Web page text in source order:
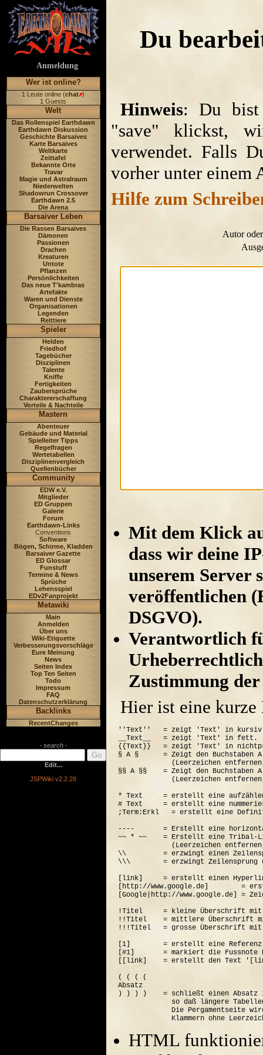
Anmeldung
Wer ist online?
1 Leute online (chat )
1 Guests
Welt
Das Rollenspiel Earthdawn
Earthdawn Diskussion
Geschichte Barsaives
Karte Barsaives
Weltkarte
Zeittafel
Bekannte Orte
Travar
Magie und Astralraum
Niederwelten
Shadowrun Crossover
Earthdawn 2.5
Die Arena
Barsaiver Leben
Die Rassen Barsaives
Dämonen
Passionen
Drachen
Kreaturen
Untote
Pflanzen
Persönlichkeiten
Das neue T'kambras
Artefakte
Waren und Dienste
Organisationen
Legenden
Reittiere
Spieler
Helden
Friedhof
Tagebücher
Disziplinen
Talente
Kniffe
Fertigkeiten
Zaubersprüche
Charaktererschaffung
Vorteile & Nachteile
Mastern
Abenteuer
Gebäude und Material
Spielleiter Tipps
Regelfragen
Wertetabellen
Disziplinenvergleich
Quellenbücher
Community
EDW e.V.
Mitglieder
ED Gruppen
Galerie
Forum
Earthdawn-Links
Conventions
Software
Bögen, Schirme, Kladden
Barsaiver Gazette
ED Glossar
Funstuff
Termine & News
Sprüche
Lehensspiel
EDv2Fanprojekt
Metawiki
Main
Anmelden
Über uns
Wiki-Etiquette
Verbesserungsvorschläge
Eure Meinung
News
Seiten Index
Top Ten Seiten
Todo
Impressum
FAQ
Datenschutzerklärung
Backlinks
RecentChanges
- search -
Edit...
JSPWiki v2.2.28
Du
Hinweis: Du bist
"save" klickst,
verwendet. Falls
vorher unter einem
Hilfe zum
Autor
Mit dem Klick
dass wir deine
unserem Server
veröffentlichen
DSGVO).
Verantwortlich
Zustimmung
Hier ist eine
''Text''   = zeigt 'Text' in
__Text__   = zeigt 'Text' in fett.
{{Text}}   = zeigt 'Text' in
§ A §      = Zeigt den Buchstaben
(Leerzeichen
§§ A §§    = Zeigt den Buchstaben
(Leerzeichen
* Text     = erstellt eine
# Text     = erstellt eine
;Term:Erkl   = erstellt eine
----       = Erstellt eine
~~ * ~~    = Erstellt eine Tribal-
(Leerzeichen
\\         = erzwingt einen
\\\        = erzwingt Zeilensprung
[link]     = erstellt einen
[http://www.google.de]        =
[Google|http://www.google.de] =
!Titel     = kleine Überschrift
!!Titel    = mittlere Überschrift
!!!Titel   = grosse Überschrift
[1]        = erstellt eine Referenz
[#1]       = markiert die Fussnote
[[link]    = erstellt den Text
( ( ( (
Absatz
) ) ) )    = schließt einen Absatz
so daß längere
Die Pergamentseite
HTML